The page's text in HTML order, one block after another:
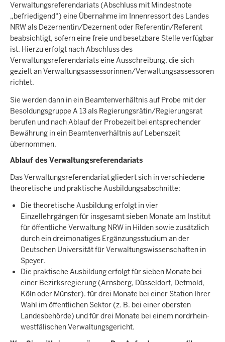
Verwaltungsreferendariats (Abschluss mit Mindestnote
„befriedigend“) eine Übernahme im Innenressort des Landes
NRW als Dezernentin/Dezernent oder Referentin/Referent
beabsichtigt, sofern eine freie und besetzbare Stelle verfügbar
ist. Hierzu erfolgt nach Abschluss des
Verwaltungsreferendariats eine Ausschreibung, die sich
gezielt an Verwaltungsassessorinnen/Verwaltungsassessoren
richtet.
Sie werden dann in ein Beamtenverhältnis auf Probe mit der
Besoldungsgruppe A 13 als Regierungsrätin/Regierungsrat
berufen und nach Ablauf der Probezeit bei entsprechender
Bewährung in ein Beamtenverhältnis auf Lebenszeit
übernommen.
Ablauf des Verwaltungsreferendariats
Das Verwaltungsreferendariat gliedert sich in verschiedene
theoretische und praktische Ausbildungsabschnitte:
Die theoretische Ausbildung erfolgt in vier
Einzellehrgängen für insgesamt sieben Monate am Institut
für öffentliche Verwaltung NRW in Hilden sowie zusätzlich
durch ein dreimonatiges Ergänzungsstudium an der
Deutschen Universität für Verwaltungswissenschaften in
Speyer.
Die praktische Ausbildung erfolgt für sieben Monate bei
einer Bezirksregierung (Arnsberg, Düsseldorf, Detmold,
Köln oder Münster). für drei Monate bei einer Station Ihrer
Wahl im öffentlichen Sektor (z. B. bei einer obersten
Landesbehörde) und für drei Monate bei einem nordrhein-
westfälischen Verwaltungsgericht.